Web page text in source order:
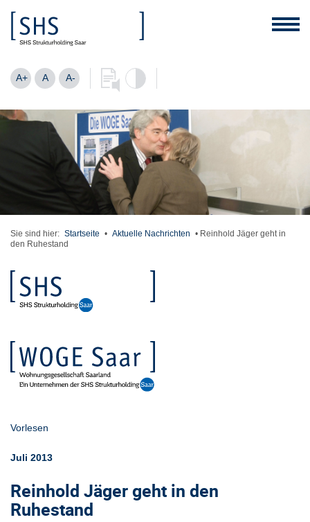
A+ A A-
Sie sind hier: Startseite • Aktuelle Nachrichten • Reinhold Jäger geht in
den Ruhestand
Vorlesen
Juli 2013
Reinhold Jäger geht in den
Ruhestand